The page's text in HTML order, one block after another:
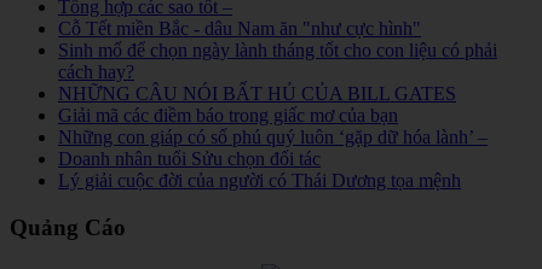
Tổng hợp các sao tốt –
Cỗ Tết miền Bắc - dâu Nam ăn "như cực hình"
Sinh mổ để chọn ngày lành tháng tốt cho con liệu có phải
cách hay?
NHỮNG CÂU NÓI BẤT HỦ CỦA BILL GATES
Giải mã các điềm báo trong giấc mơ của bạn
Những con giáp có số phú quý luôn ‘gặp dữ hóa lành’ –
Doanh nhân tuổi Sửu chọn đối tác
Lý giải cuộc đời của người có Thái Dương tọa mệnh
Quảng Cáo